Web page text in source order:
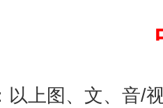
以上图、文、音/